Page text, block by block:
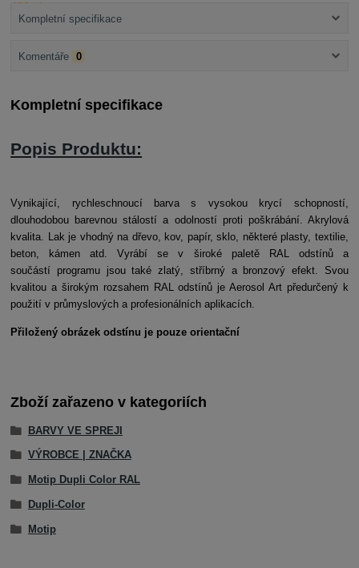
Kompletní specifikace
Komentáře 0
Kompletní specifikace
Popis Produktu:
Vynikající, rychleschnoucí barva s vysokou krycí schopností,
dlouhodobou barevnou stálostí a odolností proti poškrábání. Akrylová
kvalita. Lak je vhodný na dřevo, kov, papír, sklo, některé plasty, textilie,
beton, kámen atd. Vyrábí se v široké paletě RAL odstínů a
součástí programu jsou také zlatý, stříbrný a bronzový efekt. Svou
kvalitou a širokým rozsahem RAL odstínů je Aerosol Art předurčený k
použití v průmyslových a profesionálních aplikacích.
Přiložený obrázek odstínu je pouze orientační
Zboží zařazeno v kategoriích
BARVY VE SPREJI
VÝROBCE | ZNAČKA
Motip Dupli Color RAL
Dupli-Color
Motip